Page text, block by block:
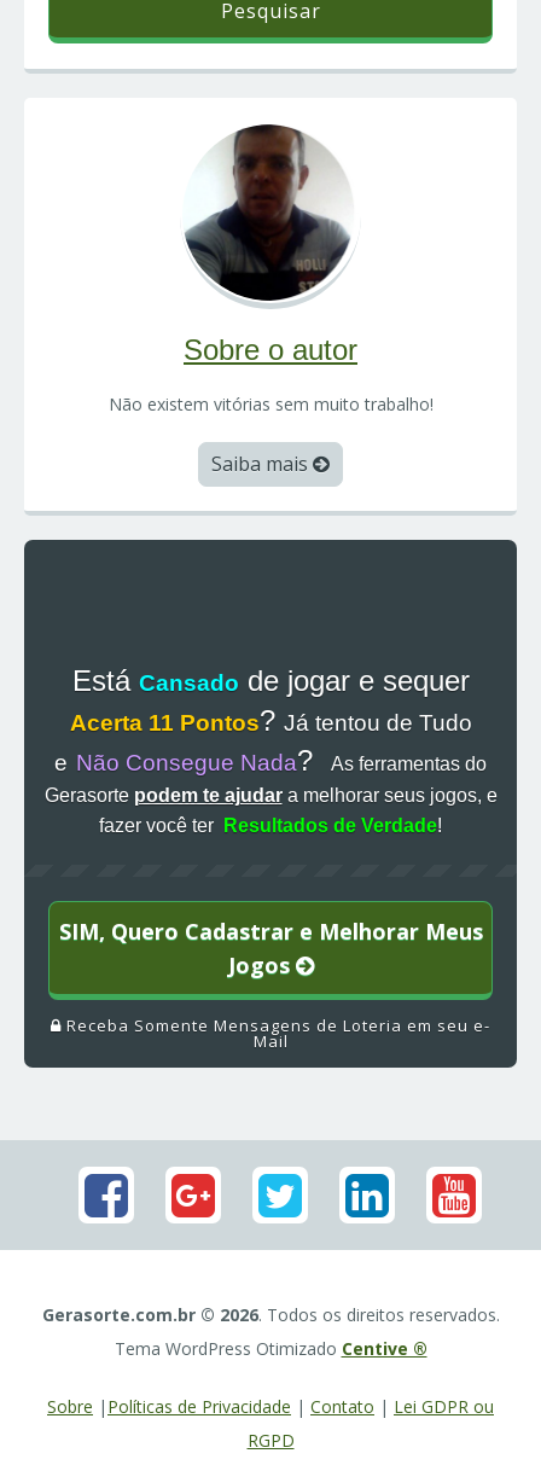
Sobre o autor
Não existem vitórias sem muito trabalho!
Saiba mais
Está Cansado de jogar e sequer
Acerta 11 Pontos? Já tentou de Tudo
e Não Consegue Nada?
As ferramentas do
Gerasorte podem te ajudara melhorar seus jogos, e
fazer você ter
Resultados de Verdade!
SIM, Quero Cadastrar e Melhorar Meus
Jogos
Receba Somente Mensagens de Loteria em seu e-
Mail
Gerasorte.com.br © 2026. Todos os direitos reservados.
Tema WordPress Otimizado Centive ®
Sobre | Políticas de Privacidade | Contato | Lei GDPR ou
RGPD